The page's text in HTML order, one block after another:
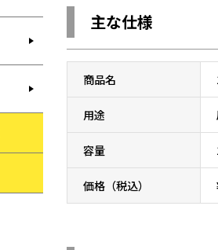
主な仕様
商品名
用途
容量
価格（税込）